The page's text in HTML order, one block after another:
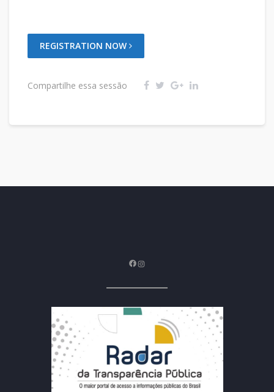
REGISTRATION NOW
Compartilhe essa sessão
Facebook